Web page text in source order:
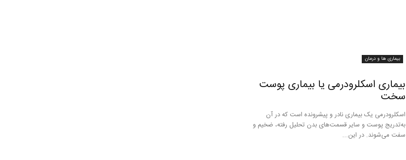
بیماری ها و درمان
بیماری اسکلرودرمی یا بیماری پوست
سخت
اسکلرودرمی یک بیماری نادر و پیشرونده است که در آن
به‌تدریج پوست و سایر قسمت‌های‌ بدن‌ تحلیل‌ رفته‌، ضخیم‌ و
سفت‌ می‌شوند. در این...